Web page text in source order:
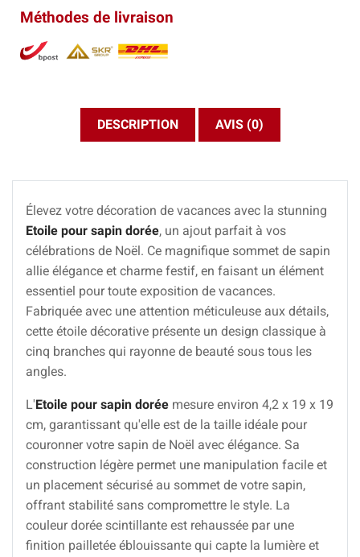
Méthodes de livraison
DESCRIPTION AVIS (0)
Élevez votre décoration de vacances avec la stunning
Etoile pour sapin dorée, un ajout parfait à vos
célébrations de Noël. Ce magnifique sommet de sapin
allie élégance et charme festif, en faisant un élément
essentiel pour toute exposition de vacances.
Fabriquée avec une attention méticuleuse aux détails,
cette étoile décorative présente un design classique à
cinq branches qui rayonne de beauté sous tous les
angles.
L'Etoile pour sapin dorée mesure environ 4,2 x 19 x 19
cm, garantissant qu'elle est de la taille idéale pour
couronner votre sapin de Noël avec élégance. Sa
construction légère permet une manipulation facile et
un placement sécurisé au sommet de votre sapin,
offrant stabilité sans compromettre le style. La
couleur dorée scintillante est rehaussée par une
finition pailletée éblouissante qui capte la lumière et